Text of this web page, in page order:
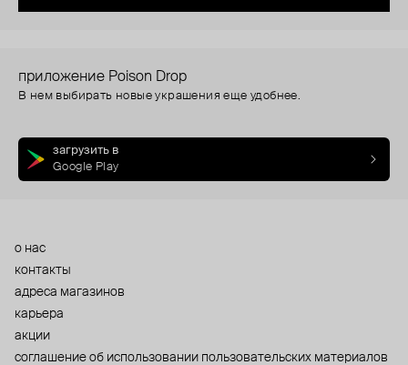
приложение Poison Drop
В нем выбирать новые украшения еще удобнее.
загрузить в
Google Play
о нас
контакты
адреса магазинов
карьера
акции
cоглашение об использовании пользовательских материалов